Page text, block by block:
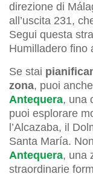
direzione di
all’uscita 231,
Segui questa
Humilladero fino
Se stai
zona, puoi anche
Antequera, una
puoi esplorare
l’Alcazaba, il
Santa María.
Antequera, una
straordinarie